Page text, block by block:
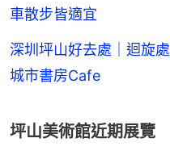
車散步皆適宜
深圳坪山好去處｜迴旋
城市書房Cafe
坪山美術館近期展覽